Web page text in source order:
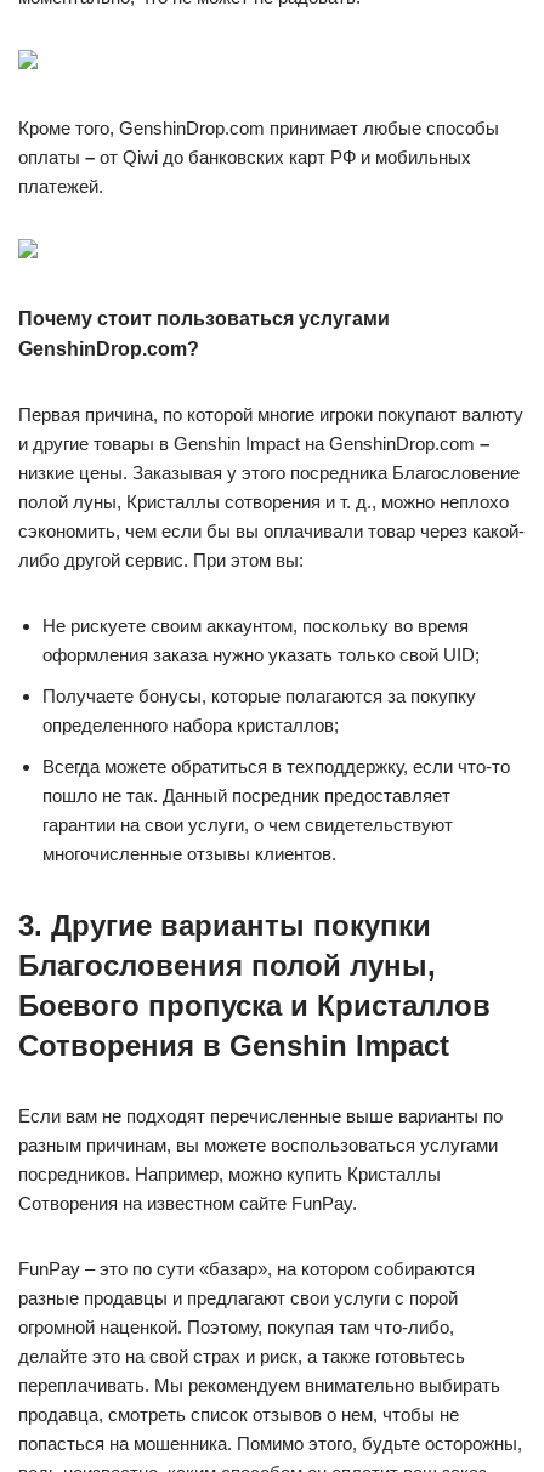
Кроме того, GenshinDrop.com принимает любые способы
оплаты – от Qiwi до банковских карт РФ и мобильных
платежей.
Почему стоит пользоваться услугами
GenshinDrop.com?
Первая причина, по которой многие игроки покупают валюту
и другие товары в Genshin Impact на GenshinDrop.com –
низкие цены. Заказывая у этого посредника Благословение
полой луны, Кристаллы сотворения и т. д., можно неплохо
сэкономить, чем если бы вы оплачивали товар через какой-
либо другой сервис. При этом вы:
Не рискуете своим аккаунтом, поскольку во время
оформления заказа нужно указать только свой UID;
Получаете бонусы, которые полагаются за покупку
определенного набора кристаллов;
Всегда можете обратиться в техподдержку, если что-то
пошло не так. Данный посредник предоставляет
гарантии на свои услуги, о чем свидетельствуют
многочисленные отзывы клиентов.
3. Другие варианты покупки
Благословения полой луны,
Боевого пропуска и Кристаллов
Сотворения в Genshin Impact
Если вам не подходят перечисленные выше варианты по
разным причинам, вы можете воспользоваться услугами
посредников. Например, можно купить Кристаллы
Сотворения на известном сайте FunPay.
FunPay – это по сути «базар», на котором собираются
разные продавцы и предлагают свои услуги с порой
огромной наценкой. Поэтому, покупая там что-либо,
делайте это на свой страх и риск, а также готовьтесь
переплачивать. Мы рекомендуем внимательно выбирать
продавца, смотреть список отзывов о нем, чтобы не
попасться на мошенника. Помимо этого, будьте осторожны,